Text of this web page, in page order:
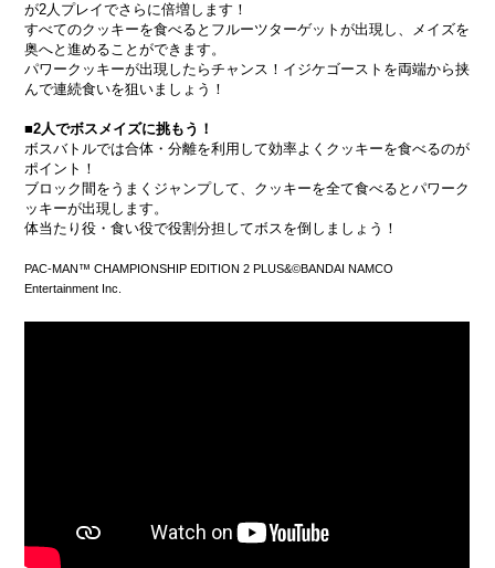
が2人プレイでさらに倍増します！
すべてのクッキーを食べるとフルーツターゲットが出現し、メイズを
奥へと進めることができます。
パワークッキーが出現したらチャンス！イジケゴーストを両端から挟
んで連続食いを狙いましょう！
■2人でボスメイズに挑もう！
ボスバトルでは合体・分離を利用して効率よくクッキーを食べるのが
ポイント！
ブロック間をうまくジャンプして、クッキーを全て食べるとパワーク
ッキーが出現します。
体当たり役・食い役で役割分担してボスを倒しましょう！
PAC-MAN™ CHAMPIONSHIP EDITION 2 PLUS&©BANDAI NAMCO
Entertainment Inc.